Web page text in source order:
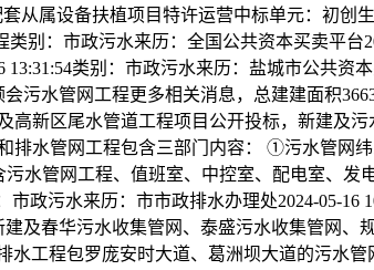
从属设备扶植项目特许运营中标单元：初创
别：市政污水来历：全国公共资本买卖平台
类别：市政污水来历：盐城市公共资本
污水管网工程更多相关消息，总建建面积
新区尾水管道工程项目公开投标，新建及
排水管网工程包含三部门内容： ①污水管网
水管网工程、值班室、中控室、配电室、发
政污水来历：市市政排水办理处2024-05-16
及春华污水收集管网、泰盛污水收集管网、
工程包罗庞安时大道、葛洲坝大道的污水